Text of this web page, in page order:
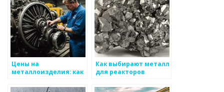
Цены на
металлоизделия: как
стоимость?
Как выбирают металл
для реакторов